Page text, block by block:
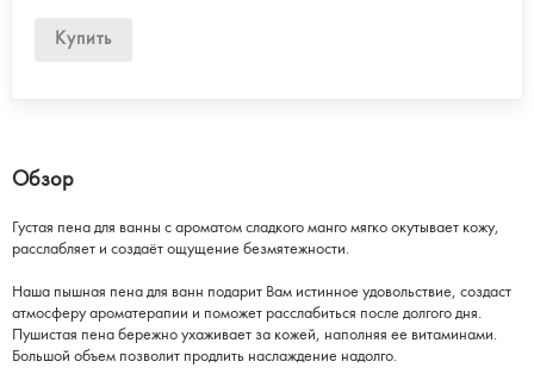
Купить
Обзор
Густая пена для ванны с ароматом сладкого манго мягко окутывает кожу,
расслабляет и создаёт ощущение безмятежности.
Наша пышная пена для ванн подарит Вам истинное удовольствие, создаст
атмосферу ароматерапии и поможет расслабиться после долгого дня.
Пушистая пена бережно ухаживает за кожей, наполняя ее витаминами.
Большой объем позволит продлить наслаждение надолго.